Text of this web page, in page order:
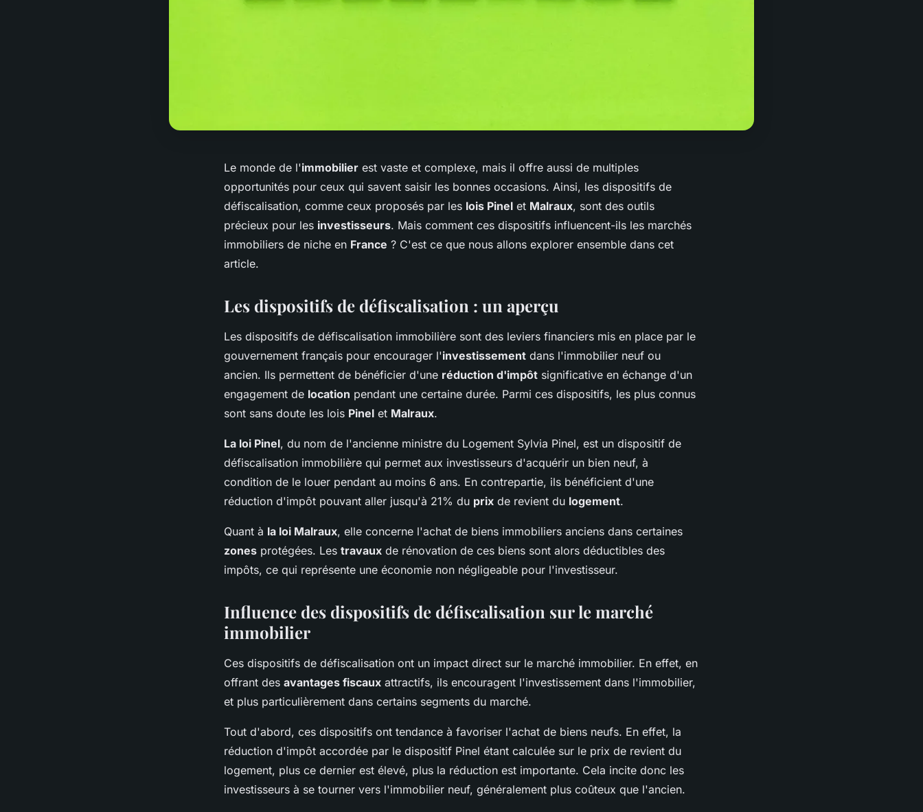
Le monde de l'immobilier est vaste et complexe, mais il offre aussi de multiples
opportunités pour ceux qui savent saisir les bonnes occasions. Ainsi, les dispositifs de
défiscalisation, comme ceux proposés par les lois Pinel et Malraux, sont des outils
précieux pour les investisseurs. Mais comment ces dispositifs influencent-ils les marchés
immobiliers de niche en France ? C'est ce que nous allons explorer ensemble dans cet
article.
Les dispositifs de défiscalisation : un aperçu
Les dispositifs de défiscalisation immobilière sont des leviers financiers mis en place par le
gouvernement français pour encourager l'investissement dans l'immobilier neuf ou
ancien. Ils permettent de bénéficier d'une réduction d'impôt significative en échange d'un
engagement de location pendant une certaine durée. Parmi ces dispositifs, les plus connus
sont sans doute les lois Pinel et Malraux.
La loi Pinel, du nom de l'ancienne ministre du Logement Sylvia Pinel, est un dispositif de
défiscalisation immobilière qui permet aux investisseurs d'acquérir un bien neuf, à
condition de le louer pendant au moins 6 ans. En contrepartie, ils bénéficient d'une
réduction d'impôt pouvant aller jusqu'à 21% du prix de revient du logement.
Quant à la loi Malraux, elle concerne l'achat de biens immobiliers anciens dans certaines
zones protégées. Les travaux de rénovation de ces biens sont alors déductibles des
impôts, ce qui représente une économie non négligeable pour l'investisseur.
Influence des dispositifs de défiscalisation sur le marché
immobilier
Ces dispositifs de défiscalisation ont un impact direct sur le marché immobilier. En effet, en
offrant des avantages fiscaux attractifs, ils encouragent l'investissement dans l'immobilier,
et plus particulièrement dans certains segments du marché.
Tout d'abord, ces dispositifs ont tendance à favoriser l'achat de biens neufs. En effet, la
réduction d'impôt accordée par le dispositif Pinel étant calculée sur le prix de revient du
logement, plus ce dernier est élevé, plus la réduction est importante. Cela incite donc les
investisseurs à se tourner vers l'immobilier neuf, généralement plus coûteux que l'ancien.